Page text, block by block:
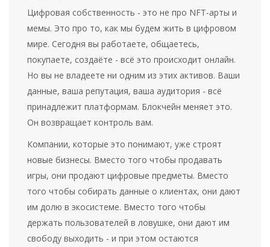
Цифровая собственность - это не про NFT-арты и
мемы. Это про то, как мы будем жить в цифровом
мире. Сегодня вы работаете, общаетесь,
покупаете, создаёте - всё это происходит онлайн.
Но вы не владеете ни одним из этих активов. Ваши
данные, ваша репутация, ваша аудитория - всё
принадлежит платформам. Блокчейн меняет это.
Он возвращает контроль вам.
Компании, которые это понимают, уже строят
новые бизнесы. Вместо того чтобы продавать
игры, они продают цифровые предметы. Вместо
того чтобы собирать данные о клиентах, они дают
им долю в экосистеме. Вместо того чтобы
держать пользователей в ловушке, они дают им
свободу выходить - и при этом остаются